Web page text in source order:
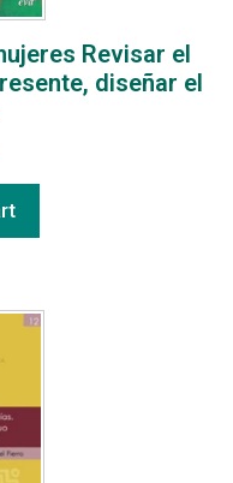
Revisar el
diseñar el